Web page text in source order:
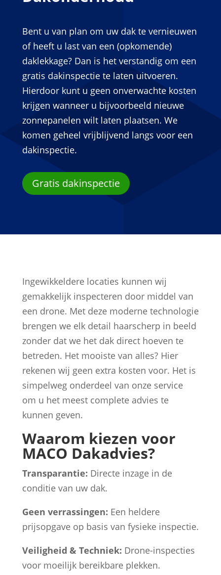
Bent u van plan om uw dak te vernieuwen
of heeft u last van een (opkomende)
daklekkage? Dan is het verstandig om een
gratis dakinspectie te laten uitvoeren.
Hierdoor kunt u geen onverwachte kosten
krijgen wanneer u bijvoorbeeld nieuwe
zonnepanelen wilt laten plaatsen. We
komen geheel vrijblijvend langs voor een
dakinspectie.
Gratis dakinspectie
Ingewikkeldere locaties kunnen wij
gemakkelijk inspecteren door middel van
een drone. Met deze moderne technologie
brengen we elk detail haarscherp in beeld
zonder dat we het dak direct hoeven te
betreden. Het mooiste van alles? Hier
rekenen wij geen extra kosten voor. Het is
simpelweg onderdeel van onze service
om u het meest complete advies te
kunnen geven.
Waarom kiezen voor
MACO Dakadvies?
Transparantie: Directe inzage in de
conditie van uw dak.
Geen verrassingen: Een heldere
prijsopgave op basis van fysieke inspectie.
Veiligheid & Techniek: Drone-inspecties
voor moeilijk bereikbare plekken.